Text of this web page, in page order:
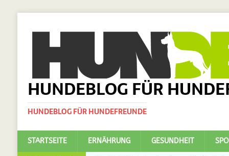
HUNDEBLOG FÜR
HUNDEBLOG FÜR HUNDEFREUNDE
STARTSEITE ERNÄHRUNG GESUNDHEIT